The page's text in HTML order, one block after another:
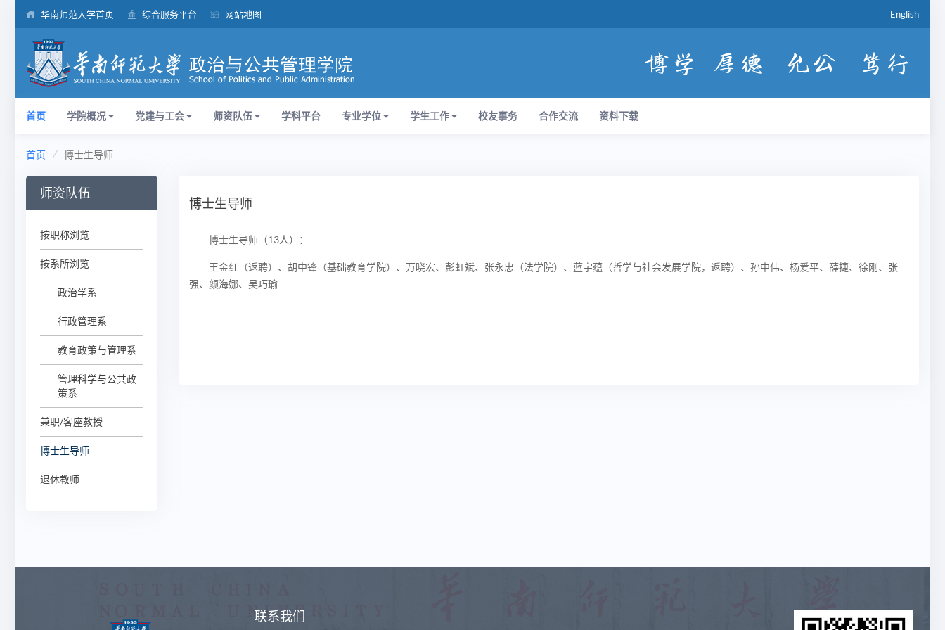
华南师范大学首页 综合服务平台 网站地图 English
首页 学院概况 党建与工会 师资队伍 学科平台 专业学位 学生工作 校友事务 合作交流 资料下载
首页 博士生导师
师资队伍
按职称浏览
按系所浏览
政治学系
行政管理系
教育政策与管理系
管理科学与公共政
策系
兼职/客座教授
博士生导师
退休教师
博士生导师
博士生导师（13人）：
王金红（返聘）、胡中锋（基础教育学院）、万晓宏、彭虹斌、张永忠（法学院）、蓝宇蕴（哲学与社会发展学院，返聘）、孙中伟、杨爱平、薛捷、徐刚、张
强、颜海娜、吴巧瑜
联系我们